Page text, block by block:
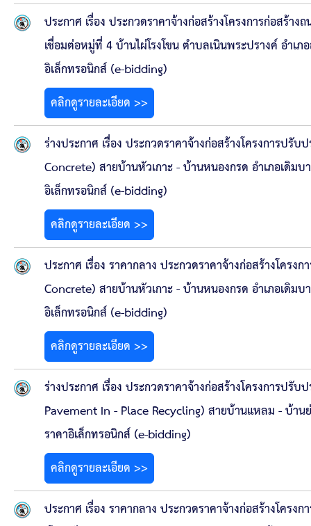
ประกาศ เรื่อง ประกวดราคาจ้างก่อสร้างโครงการก่อสร้
เชื่อมต่อหมู่ที่ 4 บ้านไผ่โรงโขน ตำบลเนินพระปรางค์ อำ
อิเล็กทรอนิกส์ (e-bidding)
คลิกดูรายละเอียด >>
ร่างประกาศ เรื่อง ประกวดราคาจ้างก่อสร้างโครงการ
Concrete) สายบ้านหัวเกาะ - บ้านหนองกรด อำเภอเดิ
อิเล็กทรอนิกส์ (e-bidding)
คลิกดูรายละเอียด >>
ประกาศ เรื่อง ราคากลาง ประกวดราคาจ้างก่อสร้างโค
Concrete) สายบ้านหัวเกาะ - บ้านหนองกรด อำเภอเดิ
อิเล็กทรอนิกส์ (e-bidding)
คลิกดูรายละเอียด >>
ร่างประกาศ เรื่อง ประกวดราคาจ้างก่อสร้างโครงการป
Pavement In - Place Recycling) สายบ้านแหลม - บ้า
ราคาอิเล็กทรอนิกส์ (e-bidding)
คลิกดูรายละเอียด >>
ประกาศ เรื่อง ราคากลาง ประกวดราคาจ้างก่อสร้างโค